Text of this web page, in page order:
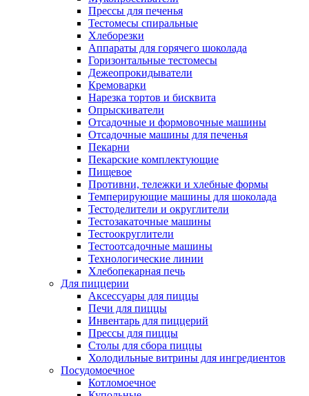
Прессы для печенья
Тестомесы спиральные
Хлеборезки
Аппараты для горячего шоколада
Горизонтальные тестомесы
Дежеопрокидыватели
Кремоварки
Нарезка тортов и бисквита
Опрыскиватели
Отсадочные и формовочные машины
Отсадочные машины для печенья
Пекарни
Пекарские комплектующие
Пищевое
Противни, тележки и хлебные формы
Темперирующие машины для шоколада
Тестоделители и округлители
Тестозакаточные машины
Тестоокруглители
Тестоотсадочные машины
Технологические линии
Хлебопекарная печь
Для пиццерии
Аксессуары для пиццы
Печи для пиццы
Инвентарь для пиццерий
Прессы для пиццы
Столы для сбора пиццы
Холодильные витрины для ингредиентов
Посудомоечное
Котломоечное